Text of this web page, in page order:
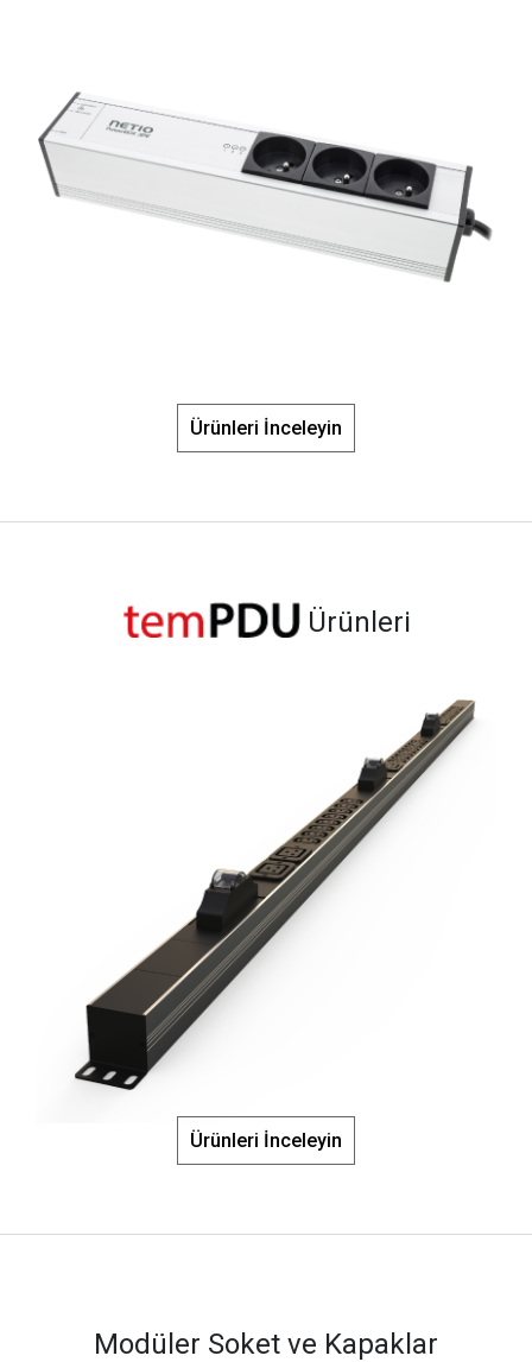
Ürünleri İnceleyin
Ürünleri
Ürünleri İnceleyin
Modüler Soket ve Kapaklar